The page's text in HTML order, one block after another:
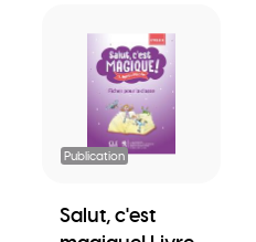
Publication
Salut, c'est